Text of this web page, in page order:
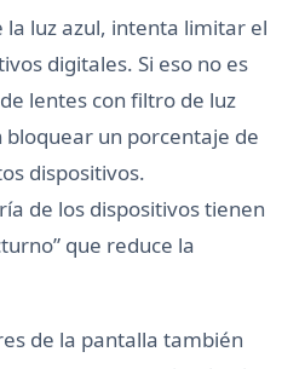
luz azul, intenta limitar el
digitales. Si eso no es
lentes con filtro de luz
bloquear un porcentaje de
dispositivos.
de los dispositivos tienen
que reduce la
de la pantalla también